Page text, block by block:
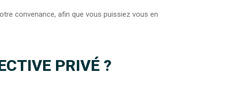
convenance, afin que vous puissiez vous en
PRIVÉ ?